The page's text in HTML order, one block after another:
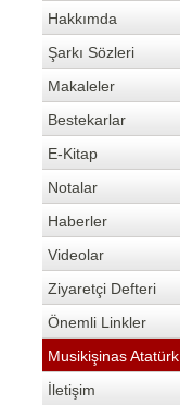
Hakkımda
Şarkı Sözleri
Makaleler
Bestekarlar
E-Kitap
Notalar
Haberler
Videolar
Ziyaretçi Defteri
Önemli Linkler
Musikişinas Atatürk
İletişim